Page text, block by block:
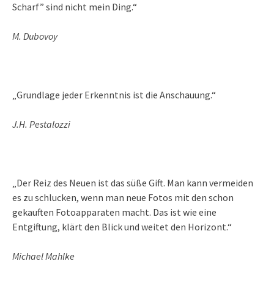
Scharf” sind nicht mein Ding.“
M. Dubovoy
„Grundlage jeder Erkenntnis ist die Anschauung.“
J.H. Pestalozzi
„Der Reiz des Neuen ist das süße Gift. Man kann vermeiden
es zu schlucken, wenn man neue Fotos mit den schon
gekauften Fotoapparaten macht. Das ist wie eine
Entgiftung, klärt den Blick und weitet den Horizont.“
Michael Mahlke